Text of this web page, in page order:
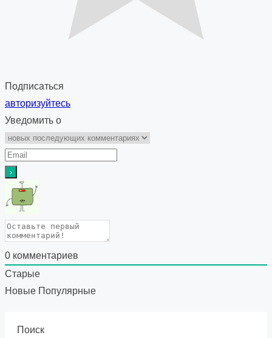
Подписаться
авторизуйтесь
Уведомить о
0 комментариев
Старые
Новые Популярные
Поиск